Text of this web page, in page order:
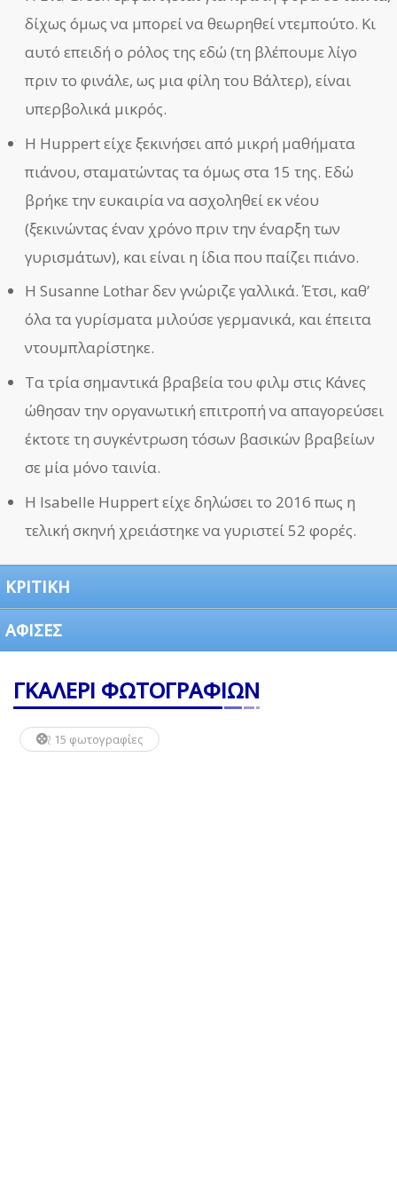
δίχως όμως να μπορεί να θεωρηθεί ντεμπούτο. Κι
αυτό επειδή ο ρόλος της εδώ (τη βλέπουμε λίγο
πριν το φινάλε, ως μια φίλη του Βάλτερ), είναι
υπερβολικά μικρός.
Η Huppert είχε ξεκινήσει από μικρή μαθήματα
πιάνου, σταματώντας τα όμως στα 15 της. Εδώ
βρήκε την ευκαιρία να ασχοληθεί εκ νέου
(ξεκινώντας έναν χρόνο πριν την έναρξη των
γυρισμάτων), και είναι η ίδια που παίζει πιάνο.
Η Susanne Lothar δεν γνώριζε γαλλικά. Έτσι, καθ’
όλα τα γυρίσματα μιλούσε γερμανικά, και έπειτα
ντουμπλαρίστηκε.
Τα τρία σημαντικά βραβεία του φιλμ στις Κάνες
ώθησαν την οργανωτική επιτροπή να απαγορεύσει
έκτοτε τη συγκέντρωση τόσων βασικών βραβείων
σε μία μόνο ταινία.
Η Isabelle Huppert είχε δηλώσει το 2016 πως η
τελική σκηνή χρειάστηκε να γυριστεί 52 φορές.
ΚΡΙΤΙΚΗ
ΑΦΙΣΕΣ
ΓΚΑΛΕΡΙ ΦΩΤΟΓΡΑΦΙΩΝ
15 φωτογραφίες